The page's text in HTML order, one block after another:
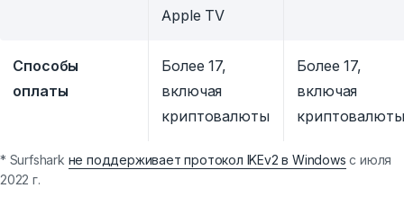
Apple TV
Способы
оплаты
Более 17,
включая
криптовалюты
Более 17,
включая
криптовалюты
* Surfshark не поддерживает протокол IKEv2 в Windows с июля
2022 г.